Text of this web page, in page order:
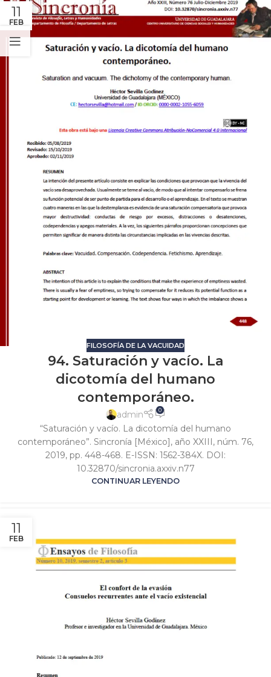
11
FEB
FILOSOFÍA DE LA VACUIDAD
94. Saturación y vacío. La
dicotomía del humano
contemporáneo.
admin 0
“Saturación y vacío. La dicotomía del humano
contemporáneo”. Sincronía [México], año XXIII, núm. 76,
2019, pp. 448-468. E-ISSN: 1562-384X. DOI:
10.32870/sincronia.axxiv.n77
CONTINUAR LEYENDO
11
FEB